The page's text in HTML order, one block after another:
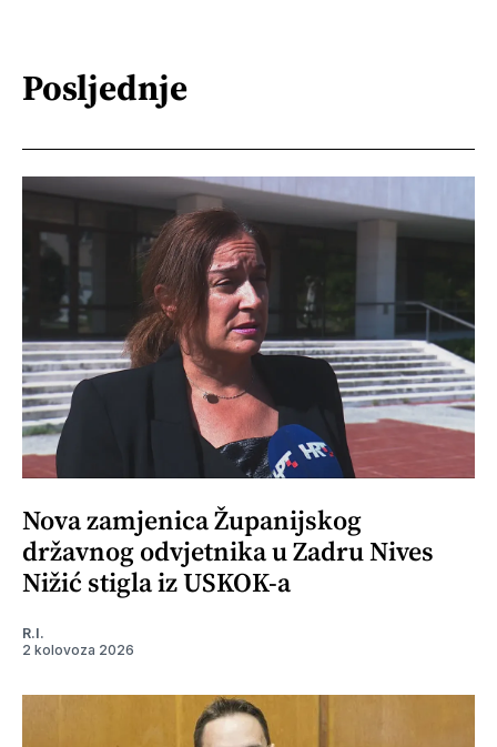
Posljednje
Nova zamjenica Županijskog
državnog odvjetnika u Zadru Nives
Nižić stigla iz USKOK-a
R.I.
2 kolovoza 2026